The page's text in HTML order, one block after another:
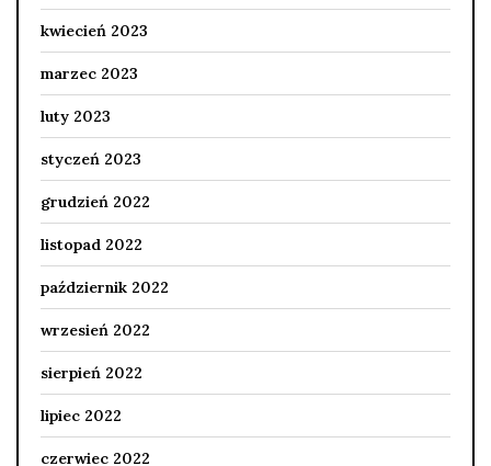
kwiecień 2023
marzec 2023
luty 2023
styczeń 2023
grudzień 2022
listopad 2022
październik 2022
wrzesień 2022
sierpień 2022
lipiec 2022
czerwiec 2022